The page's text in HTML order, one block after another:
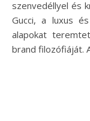
szenvedéllyel és
Gucci, a luxus
alapokat
brand filozófiáját.